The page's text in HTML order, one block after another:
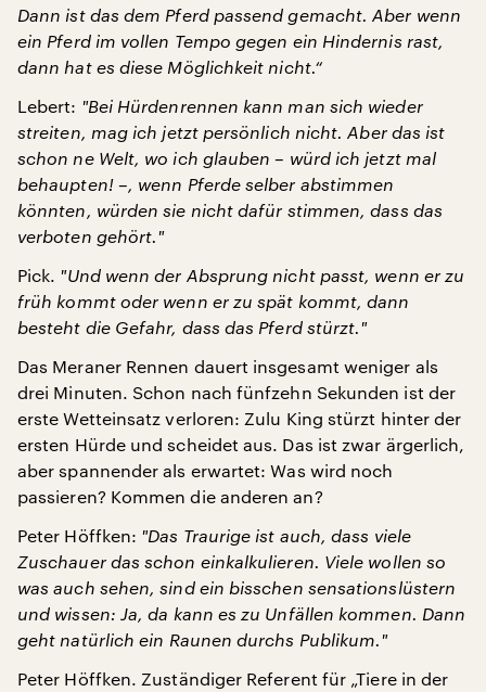
Dann ist das dem Pferd passend gemacht. Aber wenn
ein Pferd im vollen Tempo gegen ein Hindernis rast,
dann hat es diese Möglichkeit nicht.“
Lebert: "Bei Hürdenrennen kann man sich wieder
streiten, mag ich jetzt persönlich nicht. Aber das ist
schon ne Welt, wo ich glauben – würd ich jetzt mal
behaupten! –, wenn Pferde selber abstimmen
könnten, würden sie nicht dafür stimmen, dass das
verboten gehört."
Pick. "Und wenn der Absprung nicht passt, wenn er zu
früh kommt oder wenn er zu spät kommt, dann
besteht die Gefahr, dass das Pferd stürzt."
Das Meraner Rennen dauert insgesamt weniger als
drei Minuten. Schon nach fünfzehn Sekunden ist der
erste Wetteinsatz verloren: Zulu King stürzt hinter der
ersten Hürde und scheidet aus. Das ist zwar ärgerlich,
aber spannender als erwartet: Was wird noch
passieren? Kommen die anderen an?
Peter Höffken: "Das Traurige ist auch, dass viele
Zuschauer das schon einkalkulieren. Viele wollen so
was auch sehen, sind ein bisschen sensationslüstern
und wissen: Ja, da kann es zu Unfällen kommen. Dann
geht natürlich ein Raunen durchs Publikum."
Peter Höffken. Zuständiger Referent für „Tiere in der